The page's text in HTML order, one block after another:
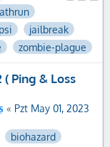
jailbreak
zombie-plague
Ping & Loss
« Pzt May 01, 2023
biohazard